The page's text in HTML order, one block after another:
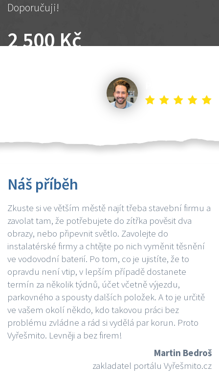
Doporučuji!
2 500 Kč
Náš příběh
Zkuste si ve větším městě najít třeba stavební firmu a
zavolat tam, že potřebujete do zítřka pověsit dva
obrazy, nebo připevnit světlo. Zavolejte do
instalatérské firmy a chtějte po nich vyměnit těsnění
ve vodovodní baterií. Po tom, co je ujistíte, že to
opravdu není vtip, v lepším případě dostanete
termín za několik týdnů, účet včetně výjezdu,
parkovného a spousty dalších položek. A to je určitě
ve vašem okolí někdo, kdo takovou práci bez
problému zvládne a rád si vydělá par korun. Proto
Vyřešmito. Levněji a bez firem!
Martin Bedroš
zakladatel portálu Vyřešmito.cz